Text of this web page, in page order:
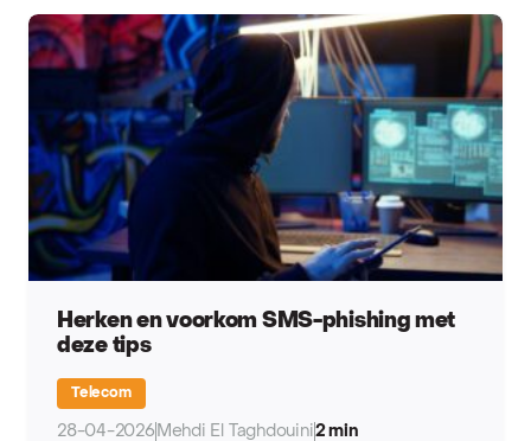
Herken en voorkom SMS-phishing met
deze tips
Telecom
28-04-2026 Mehdi El Taghdouini2 min